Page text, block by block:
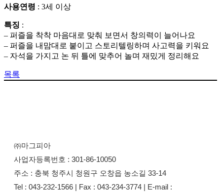
사용연령 : 3세 이상
특징 :
– 퍼즐을 착착 마음대로 맞춰 보면서 창의력이 늘어나요
– 퍼즐을 내맘대로 붙이고 스토리텔링하며 사고력을 키워요
– 자석을 가지고 논 뒤 틀에 맞추어 놀며 재밌게 정리해요
목록
㈜마그피아
사업자등록번호 : 301-86-10050
주소 : 충북 청주시 청원구 오창읍 농소길 33-14
Tel : 043-232-1566 | Fax : 043-234-3774 | E-mail :